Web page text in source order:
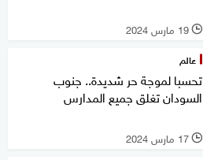
l 19 مارس 2024
عالم
تحسبا لموجة حر شديدة.. جنوب
السودان تغلق جميع المدارس
l 17 مارس 2024